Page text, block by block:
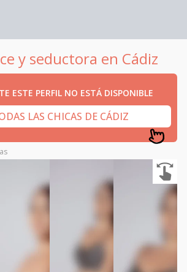
y seductora en Cádiz
ESTE PERFIL NO ESTÁ DISPONIBLE
LAS CHICAS DE CÁDIZ